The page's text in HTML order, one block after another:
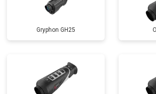
Gryphon GH25